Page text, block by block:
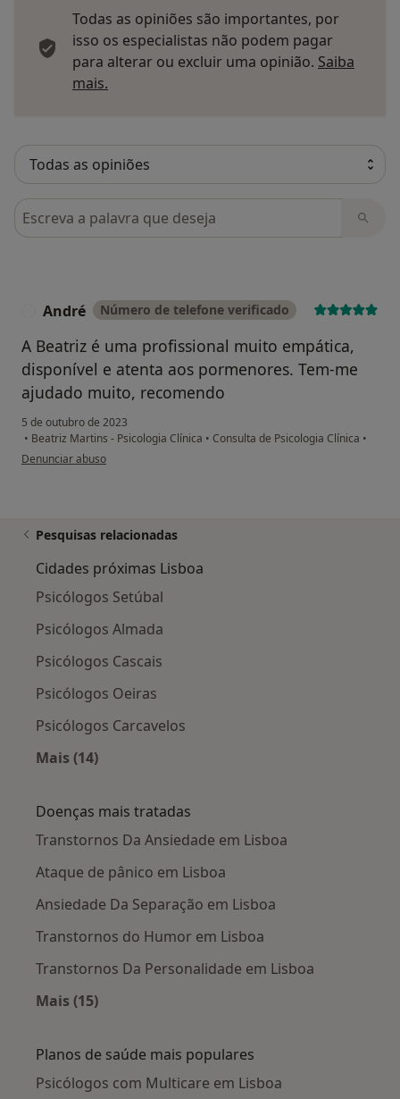
Todas as opiniões são importantes, por
isso os especialistas não podem pagar
para alterar ou excluir uma opinião. Saiba
mais.
Pesquisar em opiniões
André Número de telefone verificado
A Beatriz é uma profissional muito empática,
disponível e atenta aos pormenores. Tem-me
ajudado muito, recomendo
5 de outubro de 2023
• Beatriz Martins - Psicologia Clínica • Consulta de Psicologia Clínica •
na opinião do utilizador André
Denunciar abuso
Pesquisas relacionadas
Cidades próximas Lisboa
Psicólogos Setúbal
Psicólogos Almada
Psicólogos Cascais
Psicólogos Oeiras
Psicólogos Carcavelos
Mais (14)
Doenças mais tratadas
Transtornos Da Ansiedade em Lisboa
Ataque de pânico em Lisboa
Ansiedade Da Separação em Lisboa
Transtornos do Humor em Lisboa
Transtornos Da Personalidade em Lisboa
Mais (15)
Planos de saúde mais populares
Psicólogos com Multicare em Lisboa